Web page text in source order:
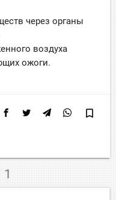
через органы
воздуха
ожоги.
bookmark_border
1